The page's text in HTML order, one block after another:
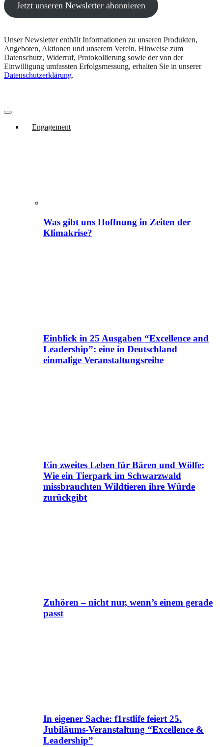
Jetzt unseren Newsletter abonnieren
Unser Newsletter enthält Informationen zu unseren Produkten,
Angeboten, Aktionen und unserem Verein. Hinweise zum
Datenschutz, Widerruf, Protokollierung sowie der von der
Einwilligung umfassten Erfolgsmessung, erhalten Sie in unserer
Datenschutzerklärung.
Engagement
Was gibt uns Hoffnung in Zeiten der
Klimakrise?
Einblick in 25 Ausgaben “Excellence and
Leadership”: eine in Deutschland
einmalige Veranstaltungsreihe
Ein zweites Leben für Bären und Wölfe:
Wie ein Tierpark im Schwarzwald
missbrauchten Wildtieren ihre Würde
zurückgibt
Zuhören – nicht nur, wenn’s einem gerade
passt
In eigener Sache: f1rstlife feiert 25.
Jubiläums-Veranstaltung “Excellence &
Leadership”